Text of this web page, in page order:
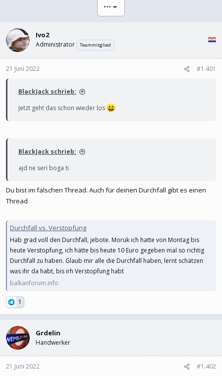
m
•••
Ivo2
Administrator Teammitglied
21 Juni 2022 #1.401
BlackJack schrieb:
Jetzt geht das schon wieder los
BlackJack schrieb:
ajd ne seri boga ti
Du bist im falschen Thread. Auch für deinen Durchfall gibt es einen
Thread
Durchfall vs. Verstopfung
Hab grad voll den Durchfall, jebote. Moruk ich hatte von Montag bis
heute Verstopfung, ich hätte bis heute 10 Euro gegeben mal so richtig
Durchfall zu haben. Glaub mir alle die Durchfall haben, lernt schätzen
was ihr da habt, bis irh Verstopfung habt
balkanforum.info
1
Grdelin
Handwerker
21 Juni 2022 #1.402